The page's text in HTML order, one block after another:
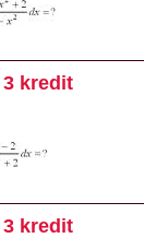
3 kredit
3 kredit